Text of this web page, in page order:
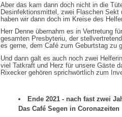
Aber das kam dann doch nicht in die
Desinfektionsmittel, zwei Flaschen Sekt
haben wir dann doch im Kreise des
Herr Denne übernahm es in Vertretung
gesamten Presbyteriu, der
es gerne, dem Café zum Geburtstag zu
Und dann galt es auch noch zwei
viel Tatkraft und Herz für unsere Gäste
Rixecker gehören sprichwörtlich zum
Ende 2021 - nach fast zwei
Das Café Segen in Coronazeiten